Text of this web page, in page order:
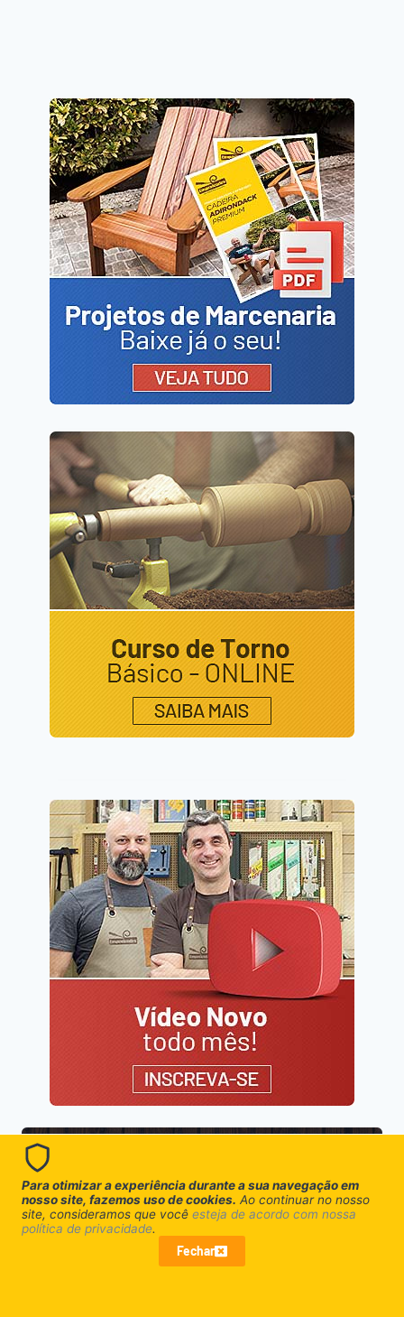
Receba nosso
informativo
Para otimizar a experiência durante a sua navegação em
nosso site, fazemos uso de cookies. Ao continuar no nosso
site, consideramos que você esteja de acordo com nossa
política de privacidade.
Fechar